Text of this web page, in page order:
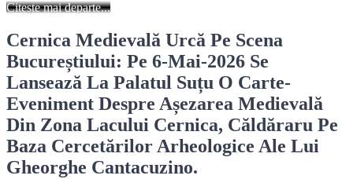
Citește mai departe...
Cernica Medievală Urcă Pe Scena
Bucureștiului: Pe 6-Mai-2026 Se
Lansează La Palatul Suțu O Carte-
Eveniment Despre Așezarea Medievală
Din Zona Lacului Cernica, Căldăraru Pe
Baza Cercetărilor Arheologice Ale Lui
Gheorghe Cantacuzino.